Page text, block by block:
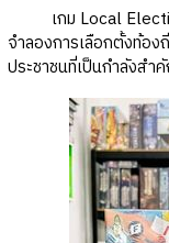
เกม Local
จำลองการเลือกตั้งท้อ
ประชาชนที่เป็นกำลังสำ